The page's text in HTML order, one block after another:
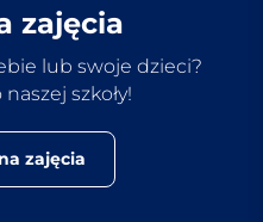
zajęcia
lub swoje dzieci?
szkoły!
zajęcia